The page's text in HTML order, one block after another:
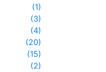
(1)
(3)
(4)
(20)
(15)
(2)